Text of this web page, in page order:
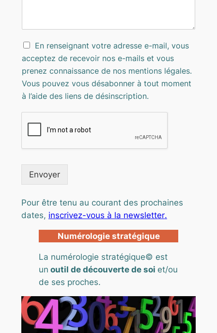
En renseignant votre adresse e-mail, vous
acceptez de recevoir nos e-mails et vous
prenez connaissance de nos mentions légales.
Vous pouvez vous désabonner à tout moment
à l’aide des liens de désinscription.
Envoyer
Pour être tenu au courant des prochaines
dates, inscrivez-vous à la newsletter.
Numérologie stratégique
La numérologie stratégique© est
un outil de découverte de soi et/ou
de ses proches.